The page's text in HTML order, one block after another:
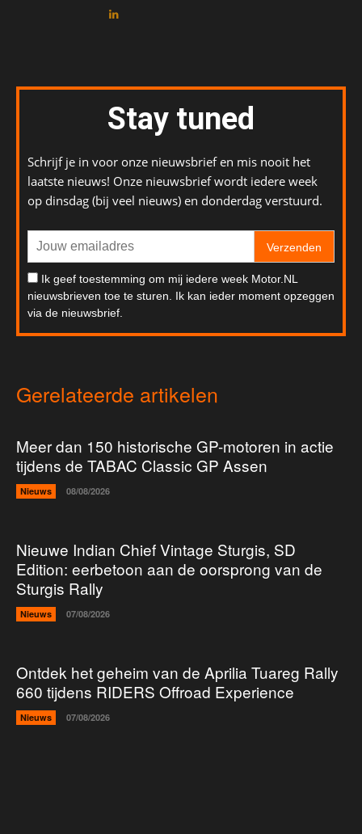
Stay tuned
Schrijf je in voor onze nieuwsbrief en mis nooit het
laatste nieuws! Onze nieuwsbrief wordt iedere week
op dinsdag (bij veel nieuws) en donderdag verstuurd.
Verzenden
Ik geef toestemming om mij iedere week Motor.NL
nieuwsbrieven toe te sturen. Ik kan ieder moment opzeggen
via de nieuwsbrief.
Gerelateerde artikelen
Meer dan 150 historische GP-motoren in actie
tijdens de TABAC Classic GP Assen
Nieuws 08/08/2026
Nieuwe Indian Chief Vintage Sturgis, SD
Edition: eerbetoon aan de oorsprong van de
Sturgis Rally
Nieuws 07/08/2026
Ontdek het geheim van de Aprilia Tuareg Rally
660 tijdens RIDERS Offroad Experience
Nieuws 07/08/2026